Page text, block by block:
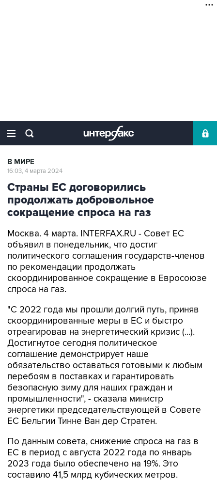
В МИРЕ
16:03, 4 марта 2024
Страны ЕС договорились
продолжать добровольное
сокращение спроса на газ
Москва. 4 марта. INTERFAX.RU - Совет ЕС
объявил в понедельник, что достиг
политического соглашения государств-членов
по рекомендации продолжать
скоординированное сокращение в Евросоюзе
спроса на газ.
"С 2022 года мы прошли долгий путь, приняв
скоординированные меры в ЕС и быстро
отреагировав на энергетический кризис (...).
Достигнутое сегодня политическое
соглашение демонстрирует наше
обязательство оставаться готовыми к любым
перебоям в поставках и гарантировать
безопасную зиму для наших граждан и
промышленности", - сказала министр
энергетики председательствующей в Совете
ЕС Бельгии Тинне Ван дер Стратен.
По данным совета, снижение спроса на газ в
ЕС в период с августа 2022 года по январь
2023 года было обеспечено на 19%. Это
составило 41,5 млрд кубических метров.